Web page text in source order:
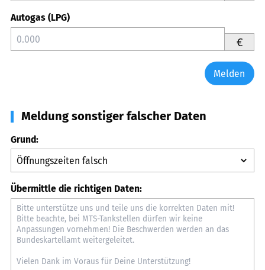
Autogas (LPG)
€
Melden
Meldung sonstiger falscher Daten
Grund:
Übermittle die richtigen Daten: